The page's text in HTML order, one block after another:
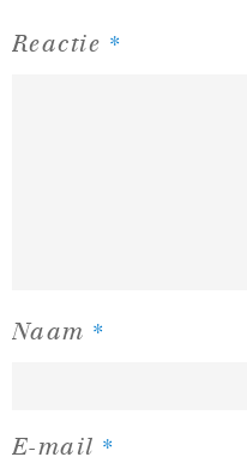
Reactie *
Naam *
E-mail *